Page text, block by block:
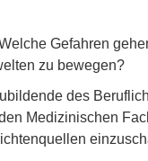
Gefahren
zu bewegen?
des
Medizinischen